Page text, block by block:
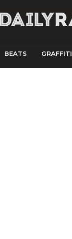
BEATS GRAFFITI